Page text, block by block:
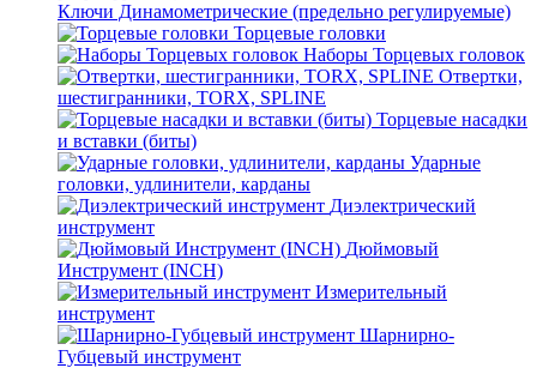
Ключи Динамометрические (предельно регулируемые)
Торцевые головки
Наборы Торцевых головок
Отвертки,
шестигранники, TORX, SPLINE
Торцевые насадки
и вставки (биты)
Ударные
головки, удлинители, карданы
Диэлектрический
инструмент
Дюймовый
Инструмент (INCH)
Измерительный
инструмент
Шарнирно-
Губцевый инструмент